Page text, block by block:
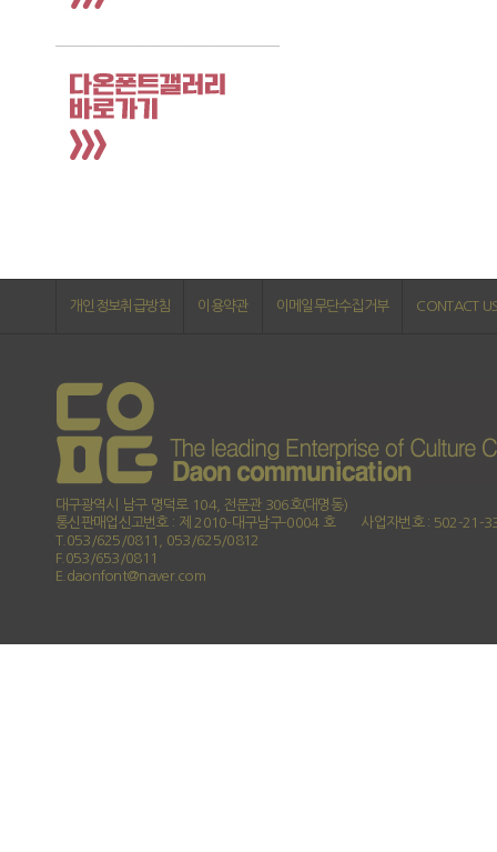
개인정보취급방침 이용약관 이메일무단수집거부 CONTACT
대구광역시 남구 명덕로 104, 전문관 306호(대명동)
통신판매업신고번호 : 제 2010-대구남구-0004 호
사업자번호 : 502-21-
T.053/625/0811, 053/625/0812
F.053/653/0811
E.daonfont@naver.com